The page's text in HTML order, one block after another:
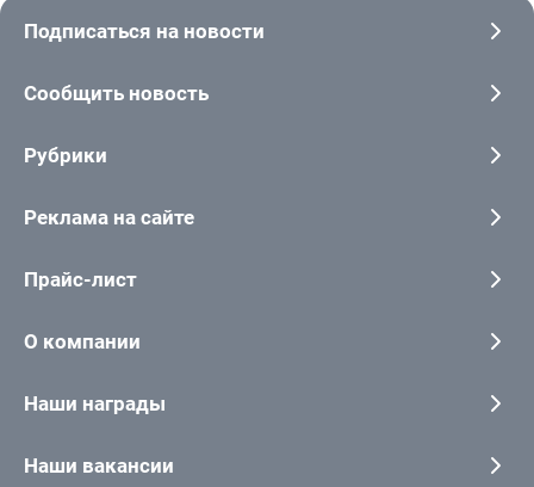
Подписаться на новости
Сообщить новость
Рубрики
Реклама на сайте
Прайс-лист
О компании
Наши награды
Наши вакансии